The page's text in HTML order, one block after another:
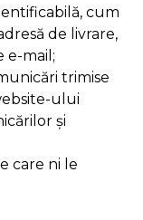
cum
de livrare,
e-mail;
trimise
ului
și
care ni le